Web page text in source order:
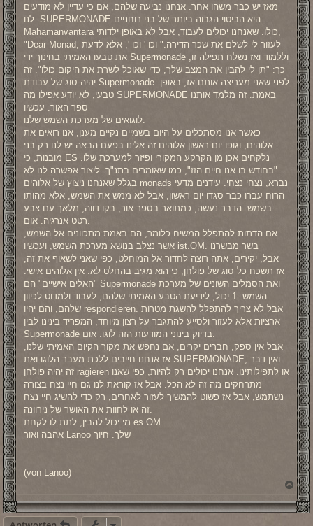
מאז יש כבר משהו אחר. אנחנו נביעה שלהם, אם כי עדיין לא מודעים
לנו. SUPERMONADE היא הביטוי הגבוה ביותר של בני רוחניים
Mahamanvantara כולו. שאנחנו יכולים לעבוד, אבל לא באופן ילדותי,
"Dear Monad, לעזור לי לשלם את שכר הדירה." וכו ' וכו ', אלא לדעת
את טבעו האמיתי בחינוך ידי Supermonade וללמוד ואז נשלח תפילה זו,
כך: "תן לי להבין את המצב שלך, כדי שאוכל לשרת את היקום כולו". זה
יהיה סוג של עבודת Supermonade. לפני שאני מעריצה אותם אז, באופן
טבעי, לא יודע אפילו מה SUPERMONADE באמת. זה מלמד אותנו
ספר האור. עכשיו
כאשר אנו מסתכלים על היום בשמיים נקיים מענן, אנו רואים את
אלוהים, וגופו יום ראשון אלוהים זה אלינו בפעם הבאה יש לנו רק בני
מובנות, כי ES נלקחים אכן מן הקרקע המקורי ופיזר למערכת שלו.
"בחודש בו אנו חיים הזז", כמו שאומרים בתנ"ך. ליצור אפשרה לנו לא
בגלל שאנחנו ניצוץ של אלוהים monads נברא, נצחי נצחי. עידנים מדעי
הרוח עברו כבר סגדו יום ראשון, אבל לא ממש את השמש, אלא מהותו
בשמש. הדבר נעשה, כמתואר בספר אור, בקו דווה, מלאך עם צבע
אם הדתות להתפלל המשיח כלומר, הם באמת מתכוונים אל השמש,
אשר נצלב בנושא מערכת השמש, ועכשיו ist.OM. בשר מבשרנו
אבל, יקירים, אתה רוצה לחדור אל המוחלט, כפי שאני לשאוף את זה,
אז תשכח כל סוג של פולחן, כי הוא מגיב בהחלט לא. אין אלוהים אישי.
"האלים אישיים" הם Supermonade ואת הסמלים השונים של מערכת
השמש. 1 יכול, לידיעת הטבע האמיתי שלהם, לעבוד ולמדוט לכיוון
שלהם, והם יהיו respondieren. אבל לא צריך להתפלל להשגת מטרות
ארציות אלא לעזור ולסייע להתגבר על רצון מיוחד, המפריד בינינו לבין
אבל אין ספק, חברים יקרים, אם נחפש את מקור הקיום האמיתי שלנו,
אז אנחנו חייבים ללכת מעבר הלוגו ואת SUPERMONADE, ואין דבר
זה יהיה פולחן ragieren או לתפילותינו. אנחנו יכולים רק להיות, כפי שאנו
מתרחקים מה זה לא הכל. אבל אז קוראת לנו גם חיי נצח בצורה
נשתמש, אבל אז פשוט להמשיך לעזור לאחרים, רק כדי להשיג חיי נצח
מי יכול להבין, לתת לו לקחת es.OM.
אהבה ואור Lanoo שלך. חיוך
(von Lanoo)
N
a
c
h